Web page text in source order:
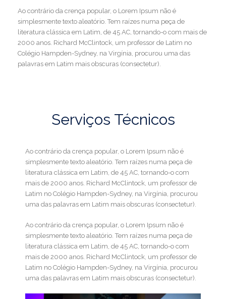
Ao contrário da crença popular, o Lorem Ipsum não é
simplesmente texto aleatório. Tem raízes numa peça de
literatura clássica em Latim, de 45 AC, tornando-o com mais de
2000 anos. Richard McClintock, um professor de Latim no
Colégio Hampden-Sydney, na Virgínia, procurou uma das
palavras em Latim mais obscuras (consectetur).
Serviços Técnicos
Ao contrário da crença popular, o Lorem Ipsum não é
simplesmente texto aleatório. Tem raízes numa peça de
literatura clássica em Latim, de 45 AC, tornando-o com
mais de 2000 anos. Richard McClintock, um professor de
Latim no Colégio Hampden-Sydney, na Virgínia, procurou
uma das palavras em Latim mais obscuras (consectetur).
Ao contrário da crença popular, o Lorem Ipsum não é
simplesmente texto aleatório. Tem raízes numa peça de
literatura clássica em Latim, de 45 AC, tornando-o com
mais de 2000 anos. Richard McClintock, um professor de
Latim no Colégio Hampden-Sydney, na Virgínia, procurou
uma das palavras em Latim mais obscuras (consectetur).